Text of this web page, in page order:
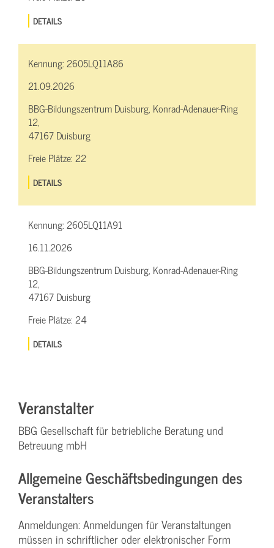
DETAILS
Kennung:2605LQ11A86
21.09.2026
BBG-Bildungszentrum Duisburg, Konrad-Adenauer-Ring
12,
47167 Duisburg
Freie Plätze:22
DETAILS
Kennung:2605LQ11A91
16.11.2026
BBG-Bildungszentrum Duisburg, Konrad-Adenauer-Ring
12,
47167 Duisburg
Freie Plätze:24
DETAILS
Veranstalter
BBG Gesellschaft für betriebliche Beratung und
Betreuung mbH
Allgemeine Geschäftsbedingungen des
Veranstalters
Anmeldungen: Anmeldungen für Veranstaltungen
müssen in schriftlicher oder elektronischer Form